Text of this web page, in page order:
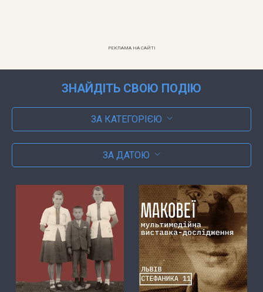
РЕКЛАМА НА САЙТІ
ЗНАЙДІТЬ СВОЮ ПОДІЮ
ЗА КАТЕГОРІЄЮ
ЗА ДАТОЮ